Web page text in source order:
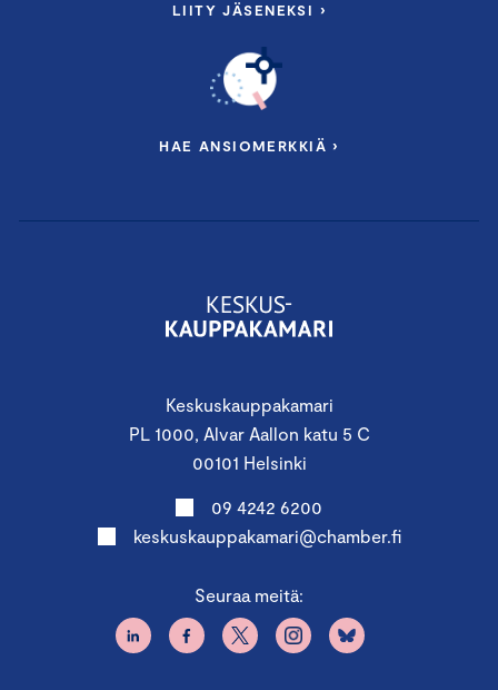
Keskuskauppakamari
PL 1000, Alvar Aallon katu 5 C
00101 Helsinki
09 4242 6200
keskuskauppakamari@chamber.fi
Seuraa meitä:
LIITY JÄSENEKSI ›
HAE ANSIOMERKKIÄ ›